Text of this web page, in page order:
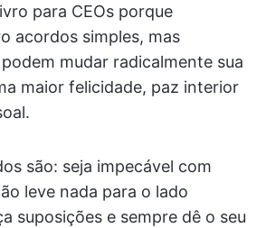
para CEOs porque
acordos simples, mas
mudar radicalmente sua
maior felicidade, paz interior
são: seja impecável com
leve nada para o lado
suposições e sempre dê o seu